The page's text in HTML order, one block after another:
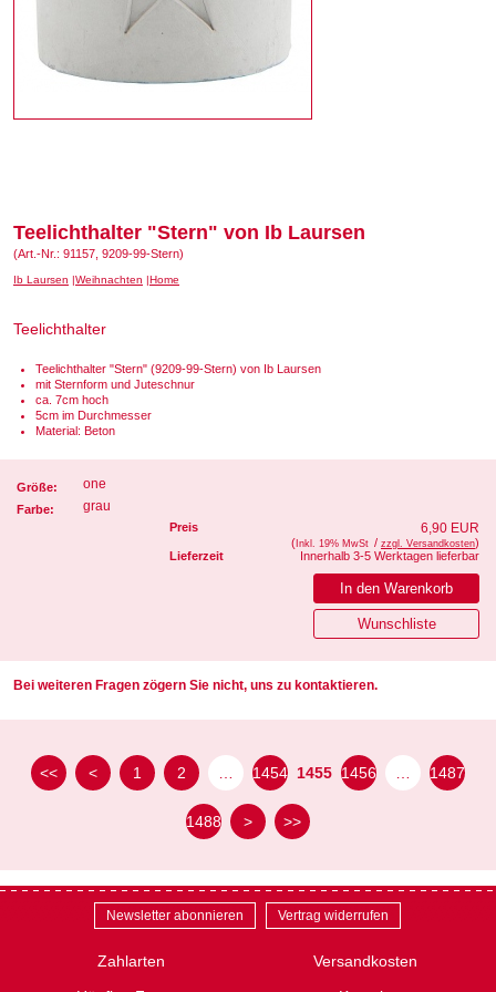
Teelichthalter "Stern" von Ib Laursen
(Art.-Nr.: 91157, 9209-99-Stern)
Ib Laursen Weihnachten Home
Teelichthalter
Teelichthalter "Stern" (9209-99-Stern) von Ib Laursen
mit Sternform und Juteschnur
ca. 7cm hoch
5cm im Durchmesser
Material: Beton
Größe: one
Farbe: grau
Preis 6,90 EUR
( Inkl. 19% MwSt / zzgl. Versandkosten)
Lieferzeit
Innerhalb 3-5 Werktagen lieferbar
Bei weiteren Fragen zögern Sie nicht, uns zu kontaktieren.
<< < 1 2 1454 1455 1456 1487
1488 > >>
Newsletter abonnieren Vertrag widerrufen
Zahlarten
Versandkosten